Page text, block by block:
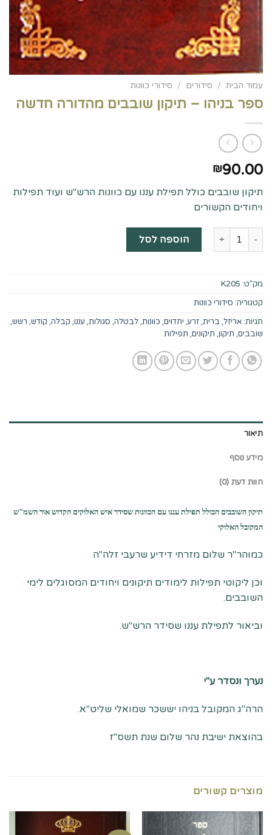
עמוד הבית / סידורים / סידורי כוונות
ספר בניהו – תיקון שובבים מהדורה חדשה
₪90.00
תיקון שובבים כולל תפילת עננו עם כוונות הרש"ש ועוד תפילות
ויחודים הקשורים
כמות של ספר בניהו - תיקון שובבים מהדורה חדשה
הוספה לסל
מק"ט: K205
קטגוריה: סידורי כוונות
תגיות: אריזל, ברית,זרע, יחדוים, כוונות,לבטלה, סגולות, עננו, קבלה, קודש, רשש,
שובבים, תיקון, תיקונים, תפילות
תיאור
מידע נוסף
חוות דעת (0)
תיקון השובבים הכולל תפילת עננו עם הכוונות שסידר איש האלוקים הקדוש אור השמ"ש
המקובל האלוקי
כמוהר"ר שלום מזרחי דידיע שרעבי זלה"ה
וכן ליקוטי תפילות לימודים תיקונים ויחודים המסוגלים לימי
השובבים.
וביאור לתפילת עננו שסידר הרש"ש.
נערך ונסדר ע"י
הרה"ג המקובל בניהו יששכר שמואלי שליט"א.
בהוצאת ישיבת נהר שלום שנת תשס"ז
מוצרים קשורים